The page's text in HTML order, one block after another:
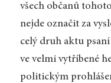
všech občanů
nejde označit za
celý druh aktu
ve velmi vytříbené
politickým